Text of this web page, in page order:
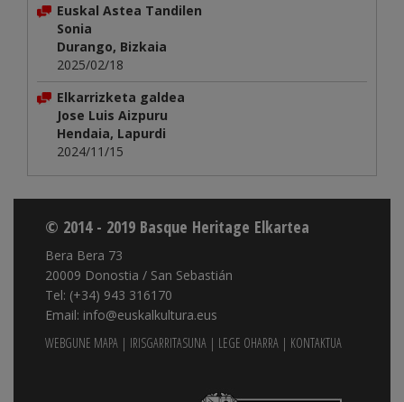
Euskal Astea Tandilen
Sonia
Durango, Bizkaia
2025/02/18
Elkarrizketa galdea
Jose Luis Aizpuru
Hendaia, Lapurdi
2024/11/15
© 2014 - 2019 Basque Heritage Elkartea
Bera Bera 73
20009 Donostia / San Sebastián
Tel: (+34) 943 316170
Email: info@euskalkultura.eus
WEBGUNE MAPA | IRISGARRITASUNA | LEGE OHARRA | KONTAKTUA